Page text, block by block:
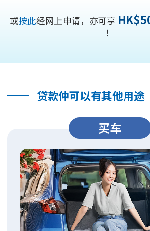
或按此经网上申请，亦可享
！
贷款仲可以有其他用途
买车